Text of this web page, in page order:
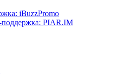
iBuzzPromo
PIAR.IM